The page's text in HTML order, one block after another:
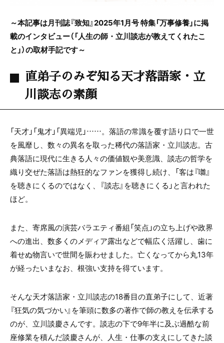
～本記事は月刊誌『致知』2025年1月号 特集「万事修養」に掲
載のインタビュー（「人生の師・立川談志が教えてくれたこ
と」）の取材手記です～
直弟子のみぞ知る天才落語家・立
川談志の素顔
「天才」「鬼才」「異端児」……。落語の常識を覆す語り口で一世
を風靡し、数々の異名を取った稀代の落語家・立川談志。古
典落語に現代に生きる人々の価値観や美意識、談志の哲学を
織り交ぜた落語は熱狂的なファンを獲得し続け、「客は『囃』
を聴きにくるのではなく、『談志』を聴きにくる」と言われた
ほど。
また、寄席風の演芸バラエティ番組「笑点」の立ち上げや政界
への進出、数多くのメディア露出などで幅広く活躍し、歯に
着せぬ物言いで世間を賑わせました。亡くなってから丸13年
が経ったいまなお、根強い支持を得ています。
そんな天才落語家・立川談志の18番目の直弟子にして、近著
『狂気の気づかい』を筆頭に数多の著作で師の教えを伝承する
のが、立川談慶さんです。談志の下で9年半に及ぶ過酷な前
座修業を積んだ談慶さんが、人生・仕事の支えにしてきた談